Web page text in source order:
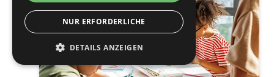
NUR ERFORDERLICHE
DETAILS ANZEIGEN